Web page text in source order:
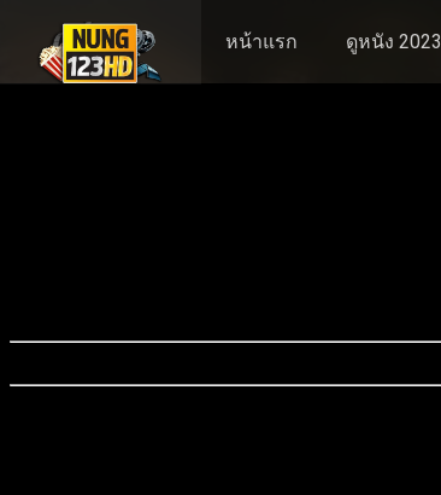
หน้าแรก ดูหนัง 2023